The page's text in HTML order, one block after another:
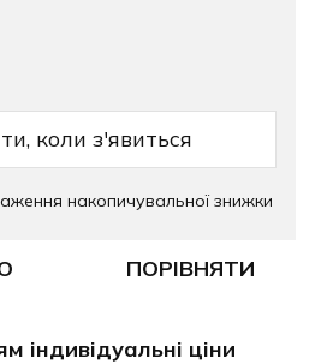
коли з'явиться
накопичувальної знижки
ПОРІВНЯТИ
індивідуальні ціни